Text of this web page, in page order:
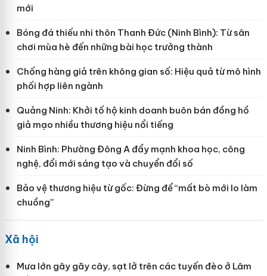
mới
Bóng đá thiếu nhi thôn Thanh Đức (Ninh Bình): Từ sân
chơi mùa hè đến những bài học trưởng thành
Chống hàng giả trên không gian số: Hiệu quả từ mô hình
phối hợp liên ngành
Quảng Ninh: Khởi tố hộ kinh doanh buôn bán đồng hồ
giả mạo nhiều thương hiệu nổi tiếng
Ninh Bình: Phường Đông A đẩy mạnh khoa học, công
nghệ, đổi mới sáng tạo và chuyển đổi số
Bảo vệ thương hiệu từ gốc: Đừng để “mất bò mới lo làm
chuồng”
Xã hội
Mưa lớn gây gãy cây, sạt lở trên các tuyến đèo ở Lâm